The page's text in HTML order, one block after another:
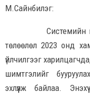
М.Сайнбилэг:
Системийн
төлөөлөл 2023 онд
үйлчилгээг
шимтгэлийг
эхлүүлж байлаа.